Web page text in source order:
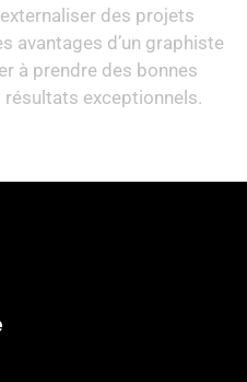
des projets
avantages d’un graphiste
à prendre des bonnes
exceptionnels.